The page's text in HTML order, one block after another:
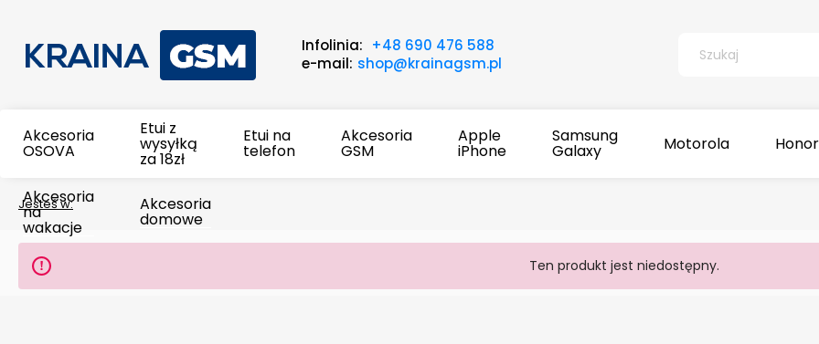
Infolinia: +48 690 476 588
e-mail: shop@krainagsm.pl
Akcesoria
OSOVA
Etui z
wysyłką
za 18zł
Etui na
telefon
Akcesoria
GSM
Apple
iPhone
Samsung
Galaxy Motorola Honor
Akcesoria
na
wakacje
Akcesoria
domowe
Jesteś w:
Ten produkt jest niedostępny.